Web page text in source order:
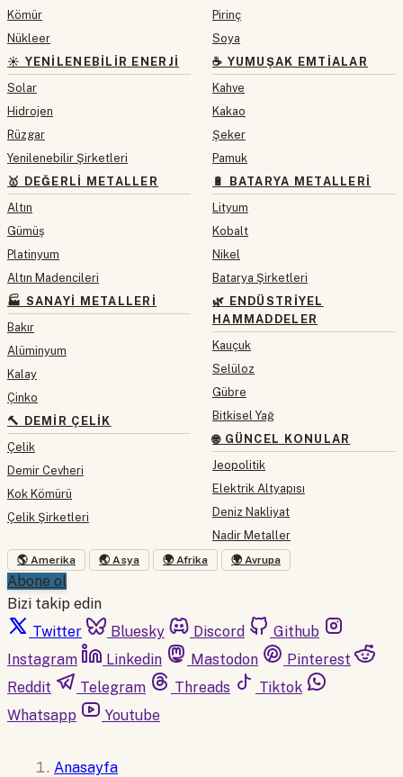
Kömür
Nükleer
☀️ YENILENEBILIR ENERJI
Solar
Hidrojen
Rüzgar
Yenilenebilir Şirketleri
🥇 DEĞERLI METALLER
Altın
Gümüş
Platinyum
Altın Madencileri
🏭 SANAYI METALLERI
Bakır
Alüminyum
Kalay
Çinko
🔨 DEMIR ÇELIK
Çelik
Demir Cevheri
Kok Kömürü
Çelik Şirketleri
Pirinç
Soya
☕ YUMUŞAK EMTIALAR
Kahve
Kakao
Şeker
Pamuk
🔋 BATARYA METALLERI
Lityum
Kobalt
Nikel
Batarya Şirketleri
🌿 ENDÜSTRIYEL
HAMMADDELER
Kauçuk
Selüloz
Gübre
Bitkisel Yağ
🌐 GÜNCEL KONULAR
Jeopolitik
Elektrik Altyapısı
Deniz Nakliyat
Nadir Metaller
🌎 Amerika 🌏 Asya 🌍 Afrika 🌍 Avrupa
Abone ol
Bizi takip edin
Twitter
Bluesky Discord
Github
Instagram
Linkedin Mastodon
Pinterest
Reddit
Telegram Threads
Tiktok
Whatsapp
Youtube
Anasayfa